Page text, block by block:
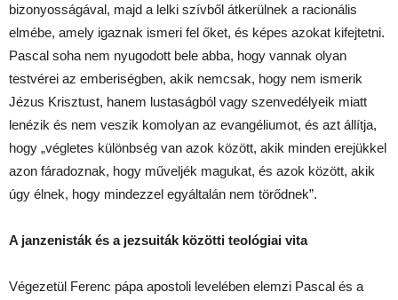
bizonyosságával, majd a lelki szívből átkerülnek a racionális
elmébe, amely igaznak ismeri fel őket, és képes azokat kifejtetni.
Pascal soha nem nyugodott bele abba, hogy vannak olyan
testvérei az emberiségben, akik nemcsak, hogy nem ismerik
Jézus Krisztust, hanem lustaságból vagy szenvedélyeik miatt
lenézik és nem veszik komolyan az evangéliumot, és azt állítja,
hogy „végletes különbség van azok között, akik minden erejükkel
azon fáradoznak, hogy műveljék magukat, és azok között, akik
úgy élnek, hogy mindezzel egyáltalán nem törődnek”.
A janzenisták és a jezsuiták közötti teológiai vita
Végezetül Ferenc pápa apostoli levelében elemzi Pascal és a